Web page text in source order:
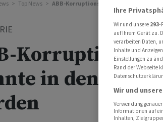
Top News ABB-Korruptionsfall könnte in den USA
in den USA
Ihre
Wir und unsere 293-
auf Ihrem Gerät zu.
verarbeiten Daten,
Inhalte und
Einstellungen zu
Rand der Webseite
Wir und
Verwendung
Informationen auf
Inhalten,